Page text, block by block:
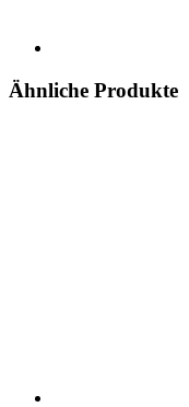
Ähnliche Produkte